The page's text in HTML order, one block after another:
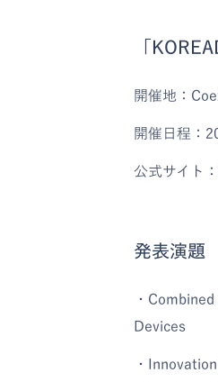
「
開催地：
開催日程：
公式サイト：
発表演題
・
Devices
・